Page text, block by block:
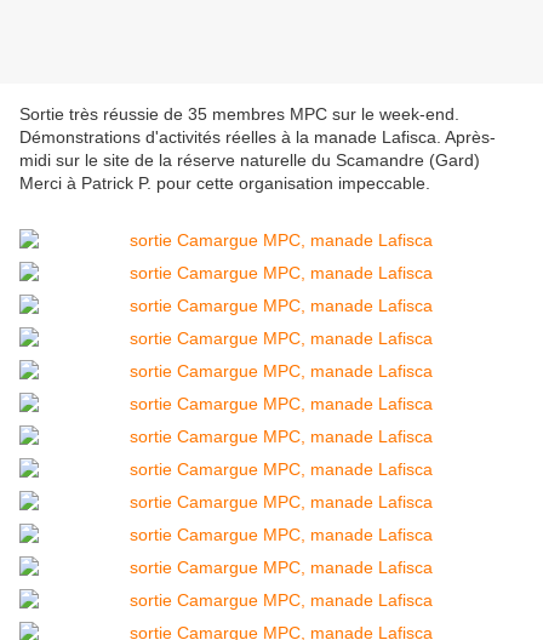
Sortie très réussie de 35 membres MPC sur le week-end.
Démonstrations d'activités réelles à la manade Lafisca. Après-
midi sur le site de la réserve naturelle du Scamandre (Gard)
Merci à Patrick P. pour cette organisation impeccable.